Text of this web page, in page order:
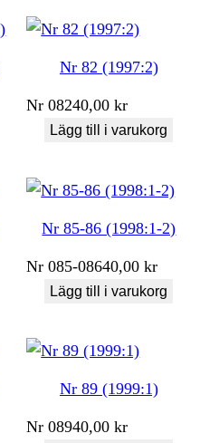
Nr 82 (1997:2)
Nr 08240,00kr
Lägg till i varukorg
Nr 85-86 (1998:1-2)
Nr 085-08640,00kr
Lägg till i varukorg
Nr 89 (1999:1)
Nr 08940,00kr